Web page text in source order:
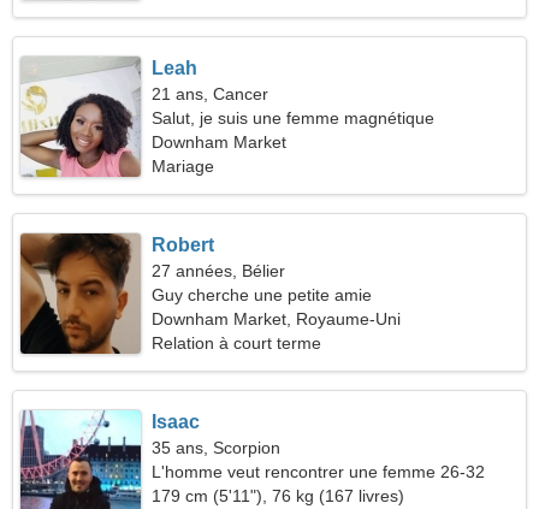
Leah
21 ans, Cancer
Salut, je suis une femme magnétique
Downham Market
Mariage
Robert
27 années, Bélier
Guy cherche une petite amie
Downham Market, Royaume-Uni
Relation à court terme
Isaac
35 ans, Scorpion
L'homme veut rencontrer une femme 26-32
179 cm (5'11"), 76 kg (167 livres)